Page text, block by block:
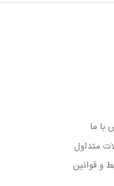
با ما
متداول
و قوانین